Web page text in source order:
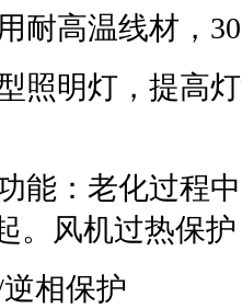
耐高温线材，
照明灯，提高
能：老化过程
。风机过热保护
相保护